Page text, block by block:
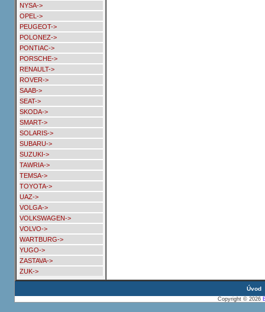
NYSA->
OPEL->
PEUGEOT->
POLONEZ->
PONTIAC->
PORSCHE->
RENAULT->
ROVER->
SAAB->
SEAT->
SKODA->
SMART->
SOLARIS->
SUBARU->
SUZUKI->
TAWRIA->
TEMSA->
TOYOTA->
UAZ->
VOLGA->
VOLKSWAGEN->
VOLVO->
WARTBURG->
YUGO->
ZASTAVA->
ZUK->
Úvod
Copyright © 2026